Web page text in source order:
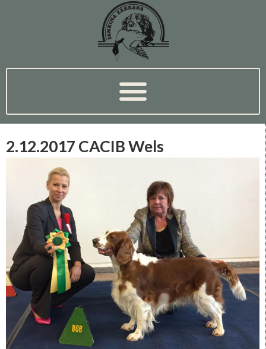
2.12.2017 CACIB Wels